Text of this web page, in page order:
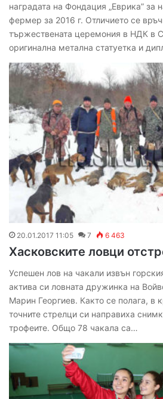
наградата на Фондация „Еврика” за
фермер за 2016 г. Отличието се
тържествената церемония в НДК в
оригинална метална статуетка и
20.01.2017 11:05 7 6 463
Хасковските ловци
Успешен лов на чакали извън
актива си ловната дружинка на
Марин Георгиев. Както се полага, в
точните стрелци си направиха
трофеите. Общо 78 чакала са…